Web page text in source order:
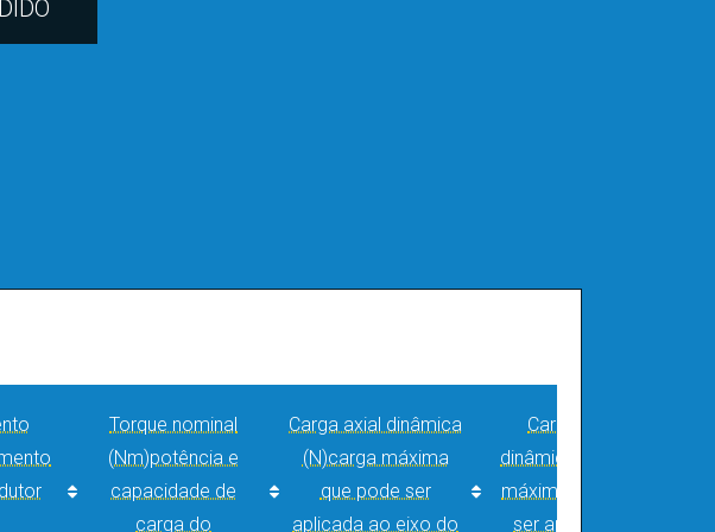
Torque nominal
(Nm)potência e
capacidade de
carga do
Carga axial dinâmica
(N)carga máxima
que pode ser
aplicada ao eixo do
Carga radial
dinâmica (N)
máxima que pode
ser aplicada no